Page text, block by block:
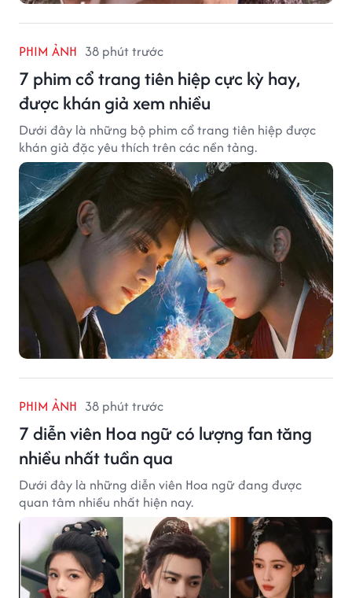
PHIM ẢNH 38 phút trước
7 phim cổ trang tiên hiệp cực kỳ hay,
được khán giả xem nhiều
Dưới đây là những bộ phim cổ trang tiên hiệp được
khán giả đặc yêu thích trên các nền tảng.
PHIM ẢNH 38 phút trước
7 diễn viên Hoa ngữ có lượng fan tăng
nhiều nhất tuần qua
Dưới đây là những diễn viên Hoa ngữ đang được
quan tâm nhiều nhất hiện nay.